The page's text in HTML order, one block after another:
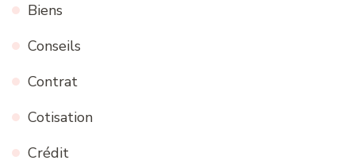
Biens
Conseils
Contrat
Cotisation
Crédit